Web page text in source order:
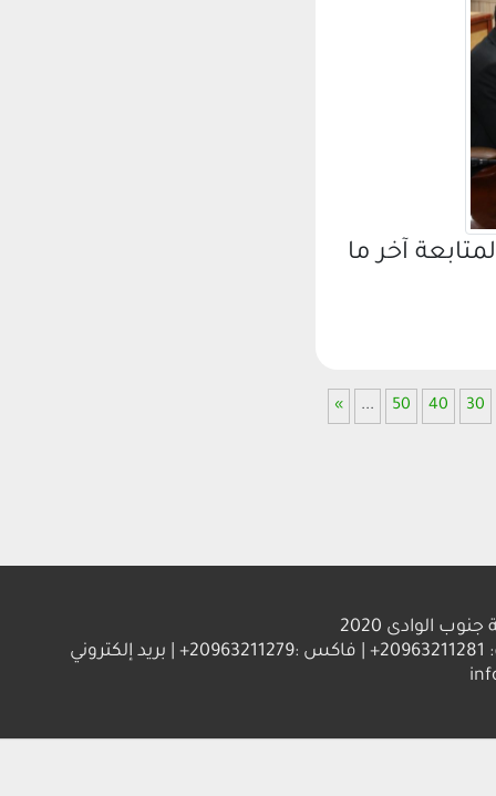
آخر ما
30
40
50
...
»
الوادى 2020
العنوان : جامعة جنوب الوادي 83523 قنا - جمهورية مصر العربية | ت: 20963211281+ | فاكس :20963211279+ | بريد إلكتروني